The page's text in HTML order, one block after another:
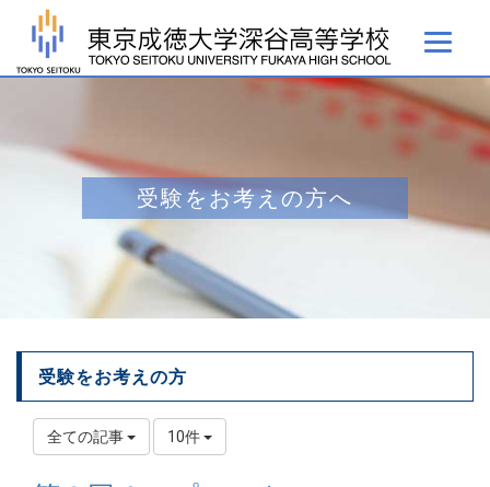
受験をお考えの方へ
受験をお考えの方
全ての記事 10件